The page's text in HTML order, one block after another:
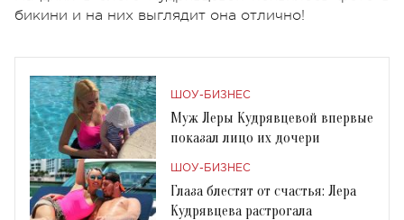
бикини и на них выглядит она отлично!
ШОУ-БИЗНЕС
Муж Леры Кудрявцевой впервые
показал лицо их дочери
ШОУ-БИЗНЕС
Глаза блестят от счастья: Лера
Кудрявцева растрогала